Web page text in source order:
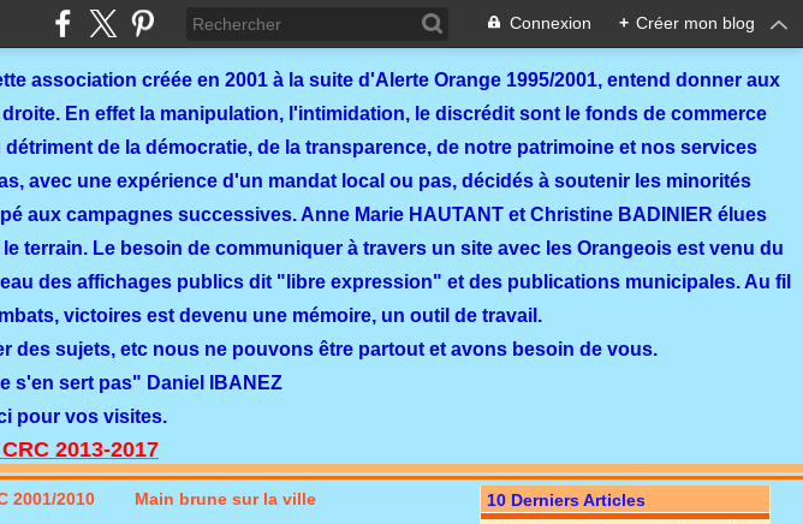
Connexion + Créer mon blog
association créée en 2001 à la suite d'Alerte Orange 1995/2001, entend donner aux
En effet la manipulation, l'intimidation, le discrédit sont le fonds de commerce
de la démocratie, de la transparence, de notre patrimoine et nos services
avec une expérience d'un mandat local ou pas, décidés à soutenir les minorités
campagnes successives. Anne Marie HAUTANT et Christine BADINIER élues
terrain. Le besoin de communiquer à travers un site avec les Orangeois est venu du
des affichages publics dit "libre expression" et des publications municipales. Au fil
victoires est devenu une mémoire, un outil de travail.
des sujets, etc nous ne pouvons être partout et avons besoin de vous.
s'en sert pas" Daniel IBANEZ
pour vos visites.
2013-2017
2001/2010 Main brune sur la ville 10 Derniers Articles